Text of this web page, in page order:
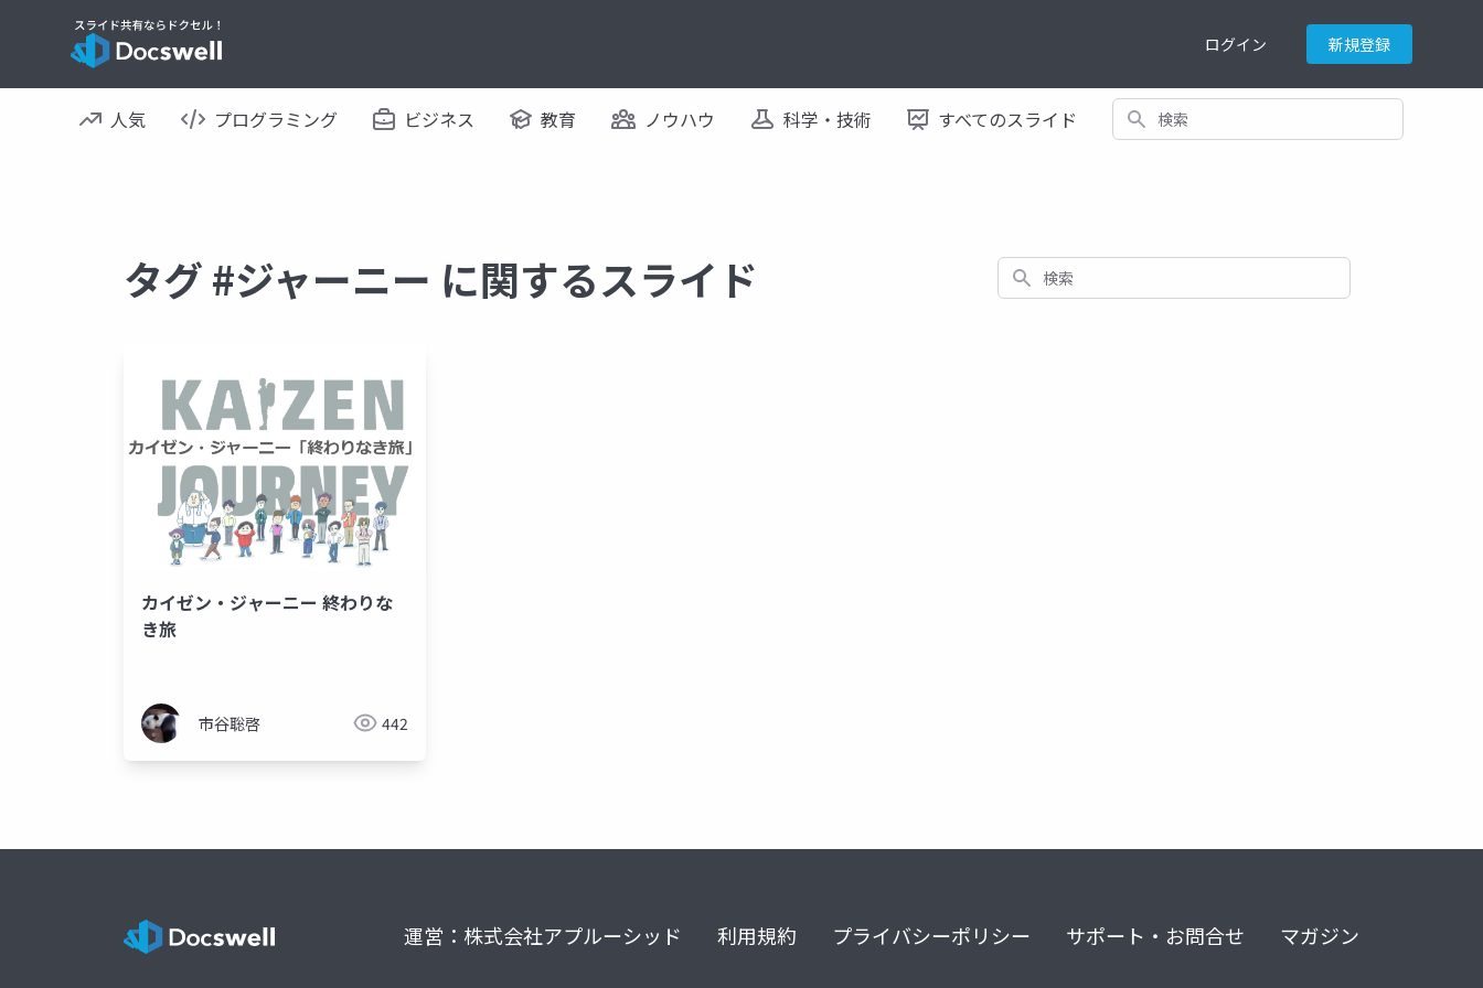
ログイン 新規登録
人気 プログラミング ビジネス 教育 ノウハウ 科学・技術 すべてのスライド 検索
タグ #ジャーニー に関するスライド 検索
カイゼン・ジャーニー 終わりな
き旅
市谷聡啓 442
運営：株式会社アプルーシッド 利用規約 プライバシーポリシー サポート・お問合せ マガジン